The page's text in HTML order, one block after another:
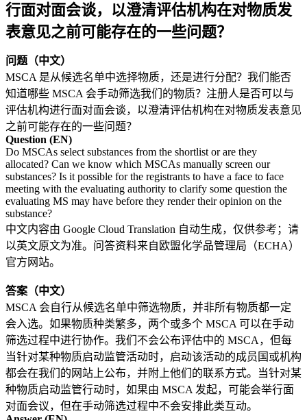
行面对面会谈，以澄清评估机构在对物质发
表意见之前可能存在的一些问题？
问题（中文）
MSCA 是从候选名单中选择物质，还是进行分配？我们能否
知道哪些 MSCA 会手动筛选我们的物质？注册人是否可以与
评估机构进行面对面会谈，以澄清评估机构在对物质发表意见
之前可能存在的一些问题？
Question (EN)
Do MSCAs select substances from the shortlist or are they
allocated? Can we know which MSCAs manually screen our
substances? Is it possible for the registrants to have a face to face
meeting with the evaluating authority to clarify some question the
evaluating MS may have before they render their opinion on the
substance?
中文内容由 Google Cloud Translation 自动生成，仅供参考；请
以英文原文为准。问答资料来自欧盟化学品管理局（ECHA）
官方网站。
答案（中文）
MSCA 会自行从候选名单中筛选物质，并非所有物质都一定
会入选。如果物质种类繁多，两个或多个 MSCA 可以在手动
筛选过程中进行协作。我们不会公布评估中的 MSCA，但每
当针对某种物质启动监管活动时，启动该活动的成员国或机构
都会在我们的网站上公布，并附上他们的联系方式。当针对某
种物质启动监管行动时，如果由 MSCA 发起，可能会举行面
对面会议，但在手动筛选过程中不会安排此类互动。